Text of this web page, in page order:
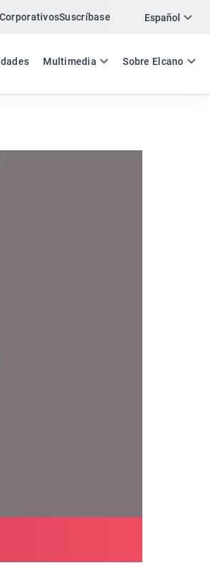
Suscríbase Español
ES EN
Multimedia Sobre Elcano
Twitter